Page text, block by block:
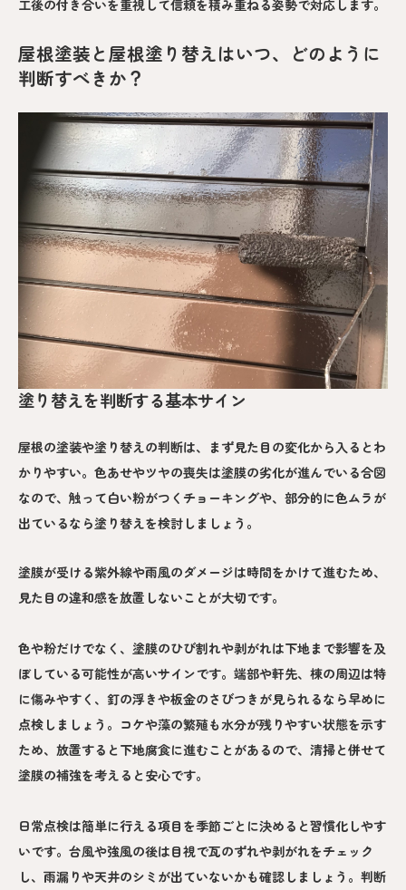
工後の付き合いを重視して信頼を積み重ねる姿勢で対応します。
屋根塗装と屋根塗り替えはいつ、どのように
判断すべきか？
塗り替えを判断する基本サイン
屋根の塗装や塗り替えの判断は、まず見た目の変化から入るとわ
かりやすい。色あせやツヤの喪失は塗膜の劣化が進んでいる合図
なので、触って白い粉がつくチョーキングや、部分的に色ムラが
出ているなら塗り替えを検討しましょう。
塗膜が受ける紫外線や雨風のダメージは時間をかけて進むため、
見た目の違和感を放置しないことが大切です。
色や粉だけでなく、塗膜のひび割れや剥がれは下地まで影響を及
ぼしている可能性が高いサインです。端部や軒先、棟の周辺は特
に傷みやすく、釘の浮きや板金のさびつきが見られるなら早めに
点検しましょう。コケや藻の繁殖も水分が残りやすい状態を示す
ため、放置すると下地腐食に進むことがあるので、清掃と併せて
塗膜の補強を考えると安心です。
日常点検は簡単に行える項目を季節ごとに決めると習慣化しやす
いです。台風や強風の後は目視で瓦のずれや剥がれをチェック
し、雨漏りや天井のシミが出ていないかも確認しましょう。判断